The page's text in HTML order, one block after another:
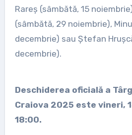
Rareș (sâmbătă, 15
(sâmbătă, 29 noiembrie),
decembrie) sau Ștefan
decembrie).
Deschiderea oficială a
Craiova 2025 este vineri,
18:00.